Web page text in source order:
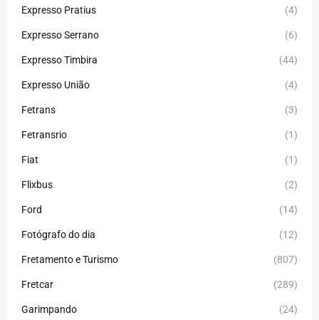
Expresso Pratius (4)
Expresso Serrano (6)
Expresso Timbira (44)
Expresso União (4)
Fetrans (3)
Fetransrio (1)
Fiat (1)
Flixbus (2)
Ford (14)
Fotógrafo do dia (12)
Fretamento e Turismo (807)
Fretcar (289)
Garimpando (24)